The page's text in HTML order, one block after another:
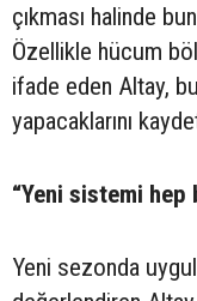
çıkması halinde
Özellikle hücum
ifade eden Altay,
yapacaklarını
“Yeni sistemi hep
Yeni sezonda